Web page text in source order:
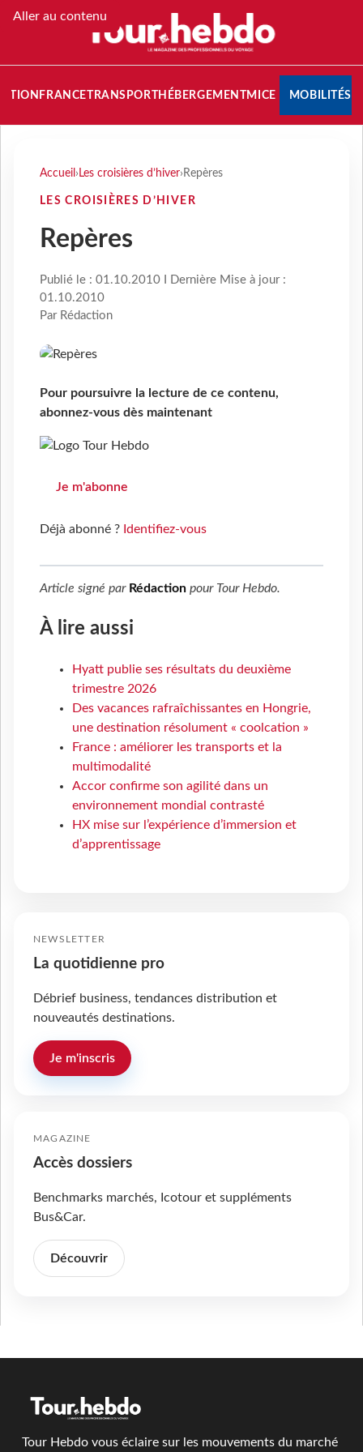
Aller au contenu
FRANCETRANSPORT HÉBERGEMENTMICE MOBILITÉS
Accueil › Les croisières d’hiver› Repères
LES CROISIÈRES D’HIVER
Repères
Publié le : 01.10.2010 I Dernière Mise à jour :
01.10.2010
Par Rédaction
Pour poursuivre la lecture de ce contenu,
abonnez-vous dès maintenant
Je m'abonne
Déjà abonné ? Identifiez-vous
Article signé par Rédaction pour Tour Hebdo.
À lire aussi
Hyatt publie ses résultats du deuxième
trimestre 2026
Des vacances rafraîchissantes en Hongrie,
une destination résolument « coolcation »
France : améliorer les transports et la
multimodalité
Accor confirme son agilité dans un
environnement mondial contrasté
HX mise sur l’expérience d’immersion et
d’apprentissage
NEWSLETTER
La quotidienne pro
Débrief business, tendances distribution et
nouveautés destinations.
Je m'inscris
MAGAZINE
Accès dossiers
Benchmarks marchés, Icotour et suppléments
Bus&Car.
Découvrir
Tour Hebdo vous éclaire sur les mouvements du marché